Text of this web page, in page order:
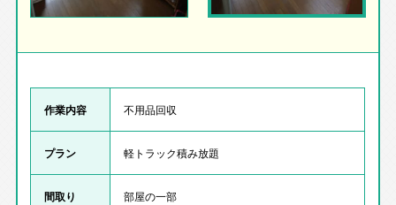
作業内容 不用品回収
プラン 軽トラック積み放題
間取り 部屋の一部